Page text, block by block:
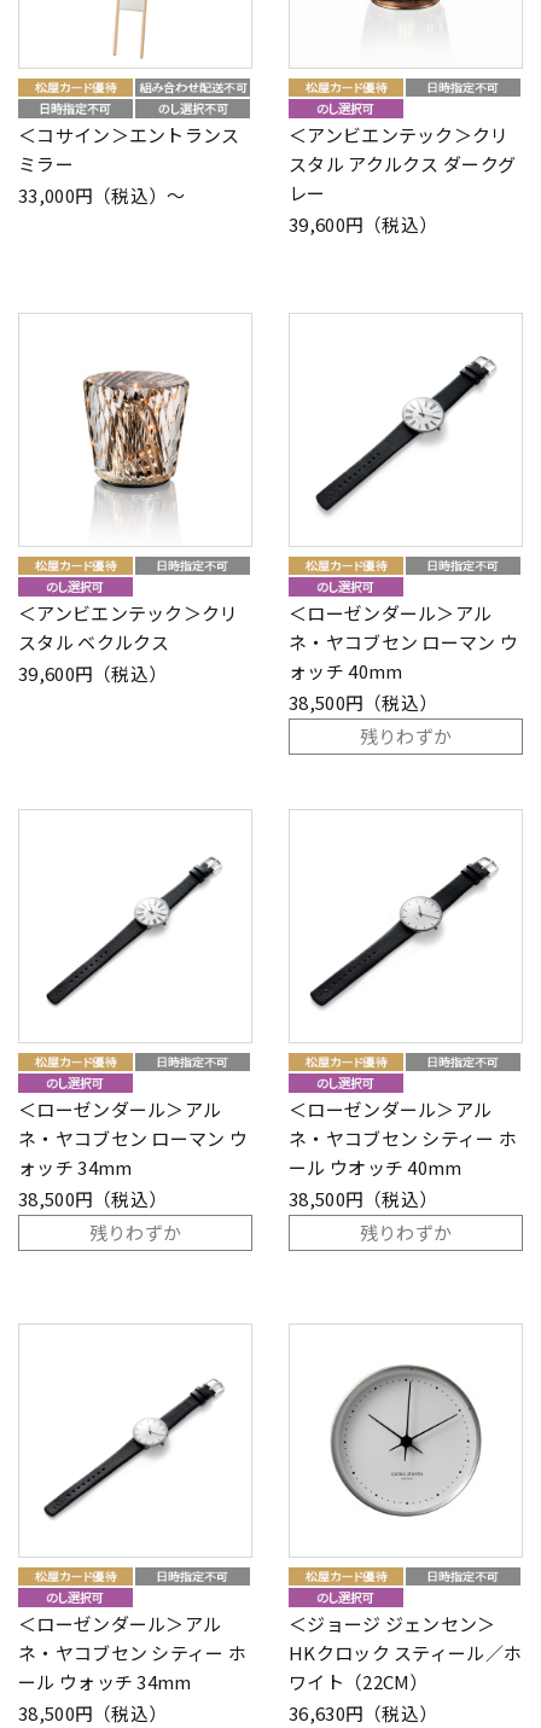
＜コサイン＞エントランス
ミラー
33,000円（税込）～
＜アンビエンテック＞クリ
スタル アクルクス ダークグ
レー
39,600円（税込）
＜アンビエンテック＞クリ
スタル ベクルクス
39,600円（税込）
＜ローゼンダール＞アル
ネ・ヤコブセン ローマン ウ
ォッチ 40mm
38,500円（税込）
残りわずか
＜ローゼンダール＞アル
ネ・ヤコブセン ローマン ウ
ォッチ 34mm
38,500円（税込）
残りわずか
＜ローゼンダール＞アル
ネ・ヤコブセン シティー ホ
ール ウオッチ 40mm
38,500円（税込）
残りわずか
＜ローゼンダール＞アル
ネ・ヤコブセン シティー ホ
ール ウォッチ 34mm
38,500円（税込）
＜ジョージ ジェンセン＞
HKクロック スティール／ホ
ワイト（22CM）
36,630円（税込）